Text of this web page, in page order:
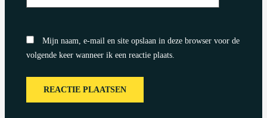
Mijn naam, e-mail en site opslaan in deze browser voor de
volgende keer wanneer ik een reactie plaats.